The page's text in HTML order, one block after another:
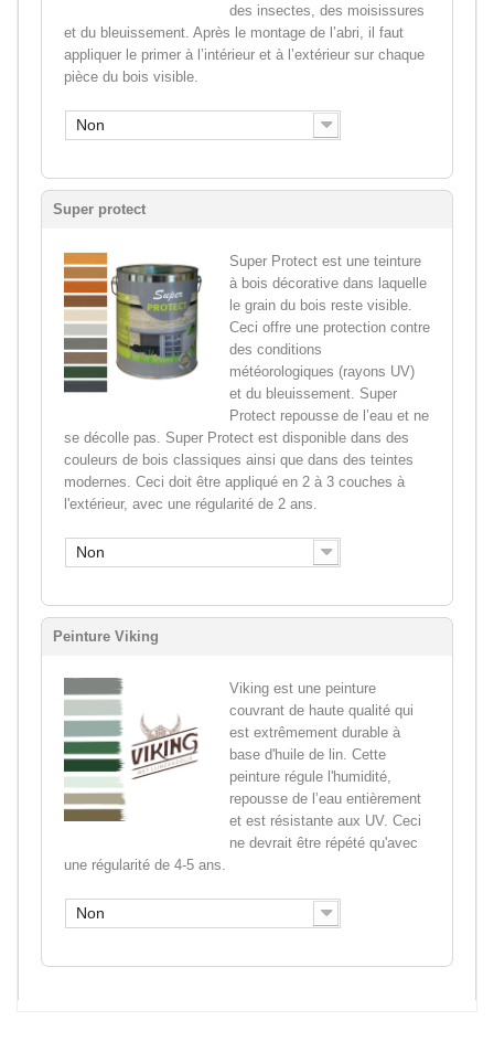
des insectes, des moisissures
et du bleuissement. Après le montage de l’abri, il faut
appliquer le primer à l’intérieur et à l’extérieur sur chaque
pièce du bois visible.
Non
Super protect
Super Protect est une teinture
à bois décorative dans laquelle
le grain du bois reste visible.
Ceci offre une protection contre
des conditions
météorologiques (rayons UV)
et du bleuissement. Super
Protect repousse de l’eau et ne
se décolle pas. Super Protect est disponible dans des
couleurs de bois classiques ainsi que dans des teintes
modernes. Ceci doit être appliqué en 2 à 3 couches à
l'extérieur, avec une régularité de 2 ans.
Non
Peinture Viking
Viking est une peinture
couvrant de haute qualité qui
est extrêmement durable à
base d'huile de lin. Cette
peinture régule l'humidité,
repousse de l’eau entièrement
et est résistante aux UV. Ceci
ne devrait être répété qu'avec
une régularité de 4-5 ans.
Non